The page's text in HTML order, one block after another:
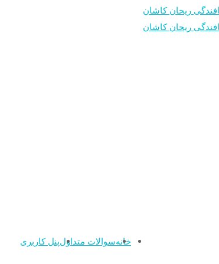
خانهسوالات متداولپنل کاربری